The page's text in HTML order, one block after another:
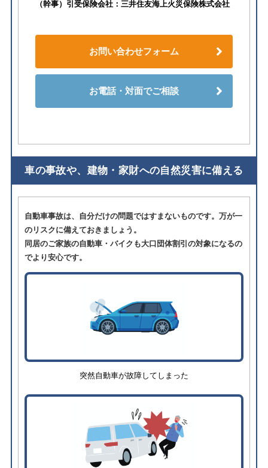
（幹事）引受保険会社：三井住友海上火災保険株式会社
お問い合わせフォーム
お電話・対面でご相談
車の事故や、建物・家財への自然災害に備える
自動車事故は、自分だけの問題ではすまないものです。万が一
のリスクに備えておきましょう。
同居のご家族の自動車・バイクも大口団体割引の対象になるの
でより安心です。
突然自動車が故障してしまった